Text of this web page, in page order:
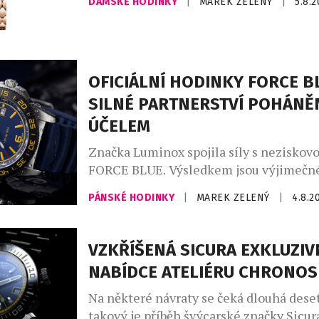
dlouhodobě fascinuje klenotnický dům,
římských šperků, které nosila
znovu proměňuje […]
OFICIÁLNÍ HODINKY FORCE
SILNÉ PARTNERSTVÍ
ÚČELEM
Značka Luminox spojila síly s
FORCE BLUE. Výsledkem jsou
jejichž vznikem stojí elitní vojenští
dnes místo bojových operací zachraňují
byly od začátku do konce formovány
podněty vysloužilých členů Navy SEALs
ze speciálních jednotek. Jsou určeny
PÁNSKÉ HODINKY MAREK ZELENÝ
VZKŘÍŠENÁ SICURA
NABÍDCE ATELIÉRU
Na některé návraty se čeká dlouhá